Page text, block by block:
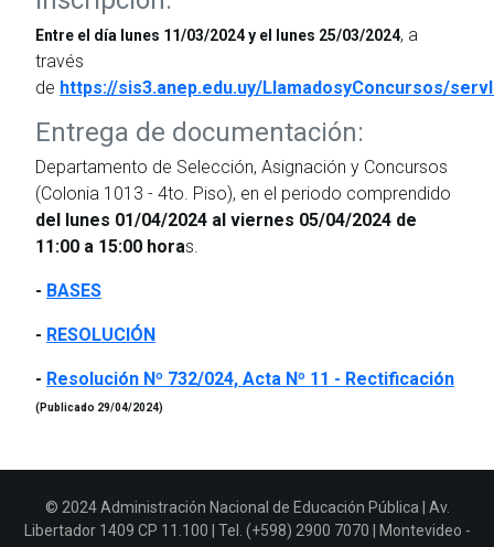
Entre el día lunes 11/03/2024 y el lunes 25/03/2024, a
través
de https://sis3.anep.edu.uy/LlamadosyConcursos/
Entrega de documentación:
Departamento de Selección, Asignación y Concursos
(Colonia 1013 - 4to. Piso), en el periodo comprendido
del lunes 01/04/2024 al viernes 05/04/2024 de
11:00 a 15:00 horas.
- BASES
- RESOLUCIÓN
- Resolución Nº 732/024, Acta Nº 11 - Rectificación
(Publicado 29/04/2024)
© 2024 Administración Nacional de Educación Pública | Av.
Libertador 1409 CP 11.100 | Tel. (+598) 2900 7070 | Montevideo -